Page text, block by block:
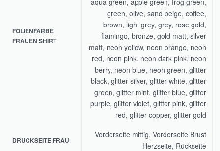
FOLIENFARBE
FRAUEN SHIRT
green, olive, sand beige, coffee,
brown, light grey, grey, rose gold,
flamingo, bronze, gold matt, silver
matt, neon yellow, neon orange, neon
red, neon pink, neon dark pink, neon
berry, neon blue, neon green, glitter
black, glitter silver, glitter white, glitter
green, glitter mint, glitter blue, glitter
purple, glitter violet, glitter pink, glitter
red, glitter copper, glitter gold
DRUCKSEITE FRAU
Vorderseite mittig, Vorderseite Brust
Herzseite, Rückseite